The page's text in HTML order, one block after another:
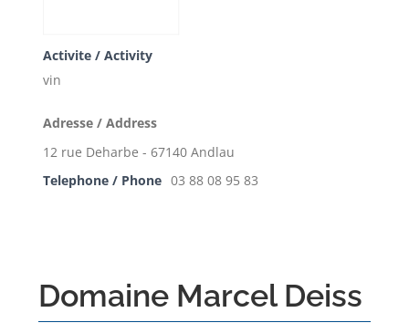
Activite / Activity
vin
Adresse / Address
12 rue Deharbe - 67140 Andlau
Telephone / Phone 03 88 08 95 83
Domaine Marcel Deiss